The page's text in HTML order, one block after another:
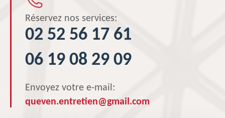
Réservez nos services:
02 52 56 17 61
06 19 08 29 09
Envoyez votre e-mail:
queven.entretien@gmail.com